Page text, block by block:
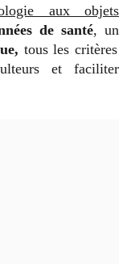
aux objets
de santé, un
tous les critères
et faciliter